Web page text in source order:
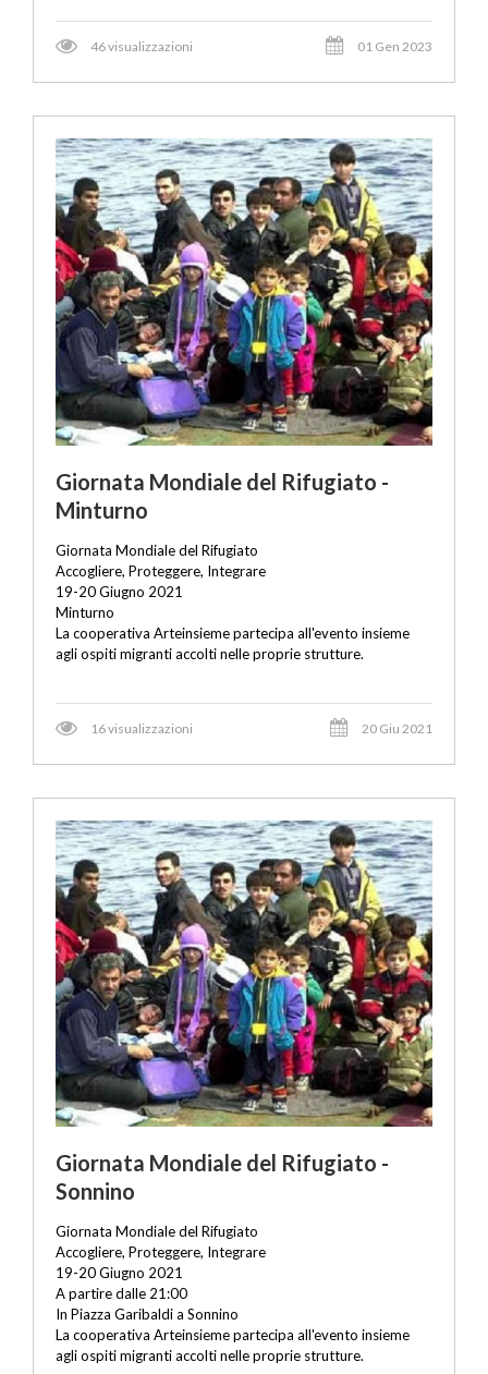
46 visualizzazioni 01 Gen 2023
Giornata Mondiale del Rifugiato -
Minturno
Giornata Mondiale del Rifugiato
Accogliere, Proteggere, Integrare
19-20 Giugno 2021
Minturno
La cooperativa Arteinsieme partecipa all'evento insieme
agli ospiti migranti accolti nelle proprie strutture.
16 visualizzazioni 20 Giu 2021
Giornata Mondiale del Rifugiato -
Sonnino
Giornata Mondiale del Rifugiato
Accogliere, Proteggere, Integrare
19-20 Giugno 2021
A partire dalle 21:00
In Piazza Garibaldi a Sonnino
La cooperativa Arteinsieme partecipa all'evento insieme
agli ospiti migranti accolti nelle proprie strutture.